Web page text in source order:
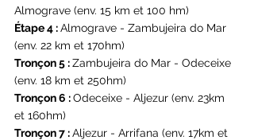
Almograve (env. 15 km et 100 hm)
Étape 4 : Almograve - Zambujeira do Mar
(env. 22 km et 170hm)
Tronçon 5 : Zambujeira do Mar - Odeceixe
(env. 18 km et 250hm)
Tronçon 6 : Odeceixe - Aljezur (env. 23km
et 160hm)
Tronçon 7 : Aljezur - Arrifana (env. 17km et